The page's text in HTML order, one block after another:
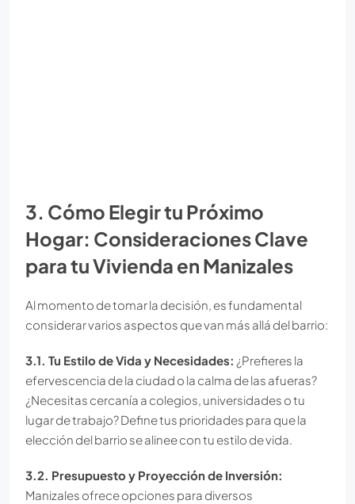
3. Cómo Elegir tu Próximo
Hogar: Consideraciones Clave
para tu Vivienda en Manizales
Al momento de tomar la decisión, es fundamental
considerar varios aspectos que van más allá del barrio:
3.1. Tu Estilo de Vida y Necesidades: ¿Prefieres la
efervescencia de la ciudad o la calma de las afueras?
¿Necesitas cercanía a colegios, universidades o tu
lugar de trabajo? Define tus prioridades para que la
elección del barrio se alinee con tu estilo de vida.
3.2. Presupuesto y Proyección de Inversión:
Manizales ofrece opciones para diversos